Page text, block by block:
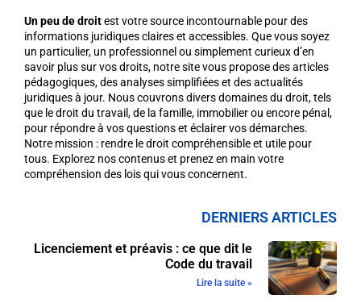
Un peu de droitest votre source incontournable pour des
informations juridiques claires et accessibles. Que vous soyez
un particulier, un professionnel ou simplement curieux d’en
savoir plus sur vos droits, notre site vous propose des articles
pédagogiques, des analyses simplifiées et des actualités
juridiques à jour. Nous couvrons divers domaines du droit, tels
que le droit du travail, de la famille, immobilier ou encore pénal,
pour répondre à vos questions et éclairer vos démarches.
Notre mission : rendre le droit compréhensible et utile pour
tous. Explorez nos contenus et prenez en main votre
compréhension des lois qui vous concernent.
DERNIERS ARTICLES
Licenciement et préavis : ce que dit le
Code du travail
Lire la suite »